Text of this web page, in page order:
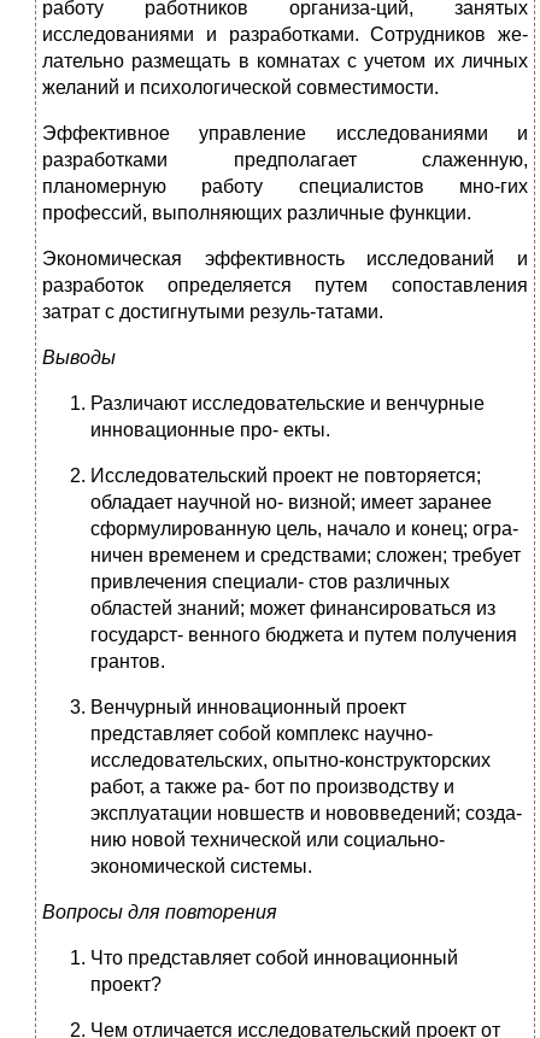
работу работников организа-ций, занятых
исследованиями и разработками. Сотрудников же-
лательно размещать в комнатах с учетом их личных
желаний и психологической совместимости.
Эффективное управление исследованиями и
разработками предполагает слаженную,
планомерную работу специалистов мно-гих
профессий, выполняющих различные функции.
Экономическая эффективность исследований и
разработок определяется путем сопоставления
затрат с достигнутыми резуль-татами.
Выводы
Различают исследовательские и венчурные
инновационные про- екты.
Исследовательский проект не повторяется;
обладает научной но- визной; имеет заранее
сформулированную цель, начало и конец; огра-
ничен временем и средствами; сложен; требует
привлечения специали- стов различных
областей знаний; может финансироваться из
государст- венного бюджета и путем получения
грантов.
Венчурный инновационный проект
представляет собой комплекс научно-
исследовательских, опытно-конструкторских
работ, а также ра- бот по производству и
эксплуатации новшеств и нововведений; созда-
нию новой технической или социально-
экономической системы.
Вопросы для повторения
Что представляет собой инновационный
проект?
Чем отличается исследовательский проект от